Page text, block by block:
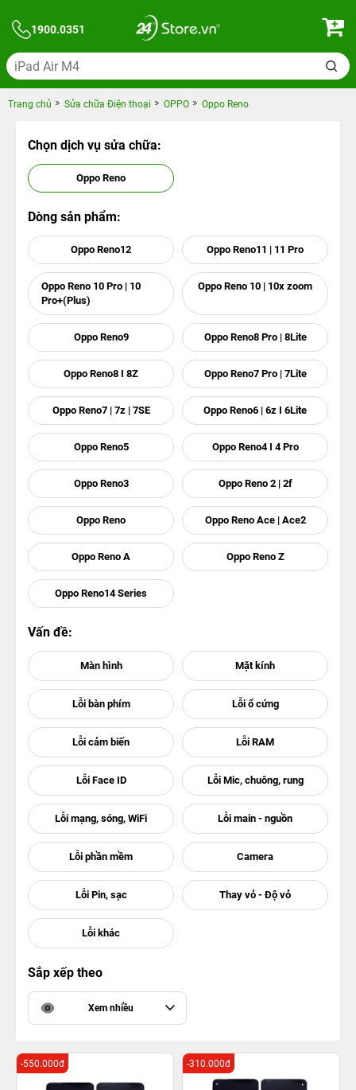
1900.0351
Trang chủ Sửa chữa Điện thoại OPPO Oppo Reno
Chọn dịch vụ sửa chữa:
Oppo Reno
Dòng sản phẩm:
Oppo Reno12 Oppo Reno11 | 11 Pro
Oppo Reno 10 Pro | 10
Pro+(Plus)
Oppo Reno 10 | 10x zoom
Oppo Reno9 Oppo Reno8 Pro | 8Lite
Oppo Reno8 I 8Z Oppo Reno7 Pro | 7Lite
Oppo Reno7 | 7z | 7SE Oppo Reno6 | 6z I 6Lite
Oppo Reno5 Oppo Reno4 I 4 Pro
Oppo Reno3 Oppo Reno 2 | 2f
Oppo Reno Oppo Reno Ace | Ace2
Oppo Reno A Oppo Reno Z
Oppo Reno14 Series
Vấn đề:
Sắp xếp theo
Xem nhiều
-550.000đ -310.000đ